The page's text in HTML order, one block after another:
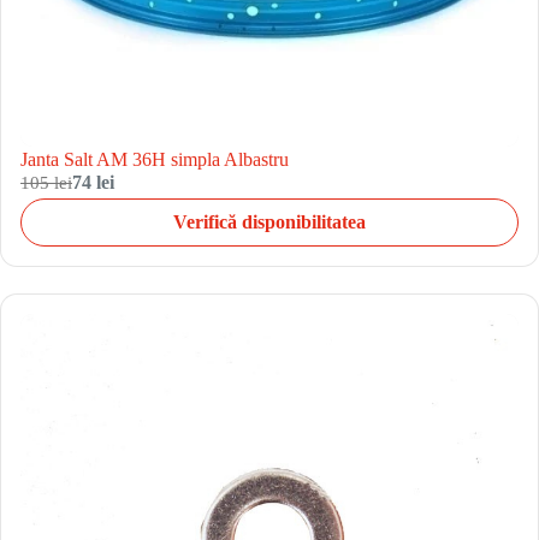
Janta Salt AM 36H simpla Albastru
105 lei74 lei
Verifică disponibilitatea